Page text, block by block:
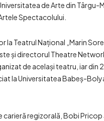
de Arte din Târgu-
Spectacolului.
la Teatrul Național „Marin
și directorul Theatre
de același teatru, iar din
la Universitatea Babeș-
carieră regizorală, Bobi